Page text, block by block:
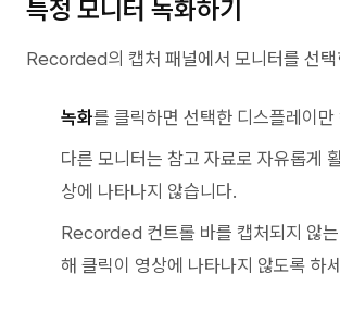
특정 모니터 녹화하기
Recorded의 캡처 패널에서 모니터를 선택
녹화를 클릭하면 선택한 디스플레이만
다른 모니터는 참고 자료로 자유롭게
상에 나타나지 않습니다.
Recorded 컨트롤 바를 캡처되지 않는
해 클릭이 영상에 나타나지 않도록 하